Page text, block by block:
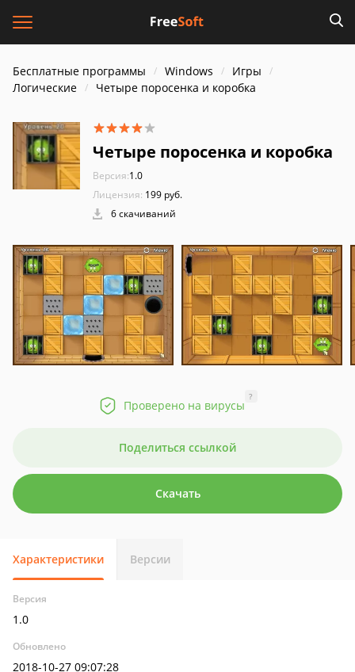
Бесплатные программы Windows
Игры
Логические
Четыре поросенка и коробка
Четыре поросенка и коробка
Версия:1.0
Лицензия: 199 руб.
6 скачиваний
Проверено на вирусы
?
Поделиться ссылкой
Скачать
Характеристики Версии
Версия
1.0
Обновлено
2018-10-27 09:07:28